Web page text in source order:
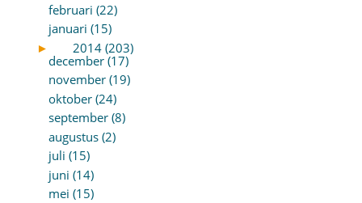
februari (22)
januari (15)
►
2014 (203)
december (17)
november (19)
oktober (24)
september (8)
augustus (2)
juli (15)
juni (14)
mei (15)